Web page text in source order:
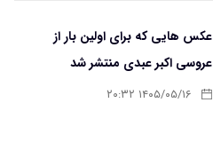
عکس هایی که برای اولین بار از
عروسی اکبر عبدی منتشر شد
۱۴۰۵/۰۵/۱۶ ۲۰:۳۲